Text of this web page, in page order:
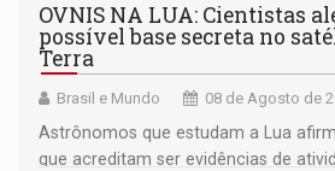
OVNIS NA LUA: Cientistas
possível base secreta no
Terra
Brasil e Mundo 08 de Agosto de
Astrônomos que estudam a Lua
que acreditam ser evidências de